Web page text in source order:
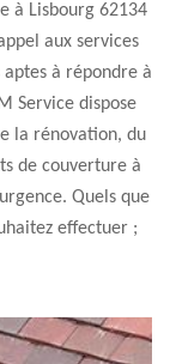
à Lisbourg 62134
aux services
à répondre à
Service dispose
la rénovation, du
de couverture à
Quels que
effectuer ;